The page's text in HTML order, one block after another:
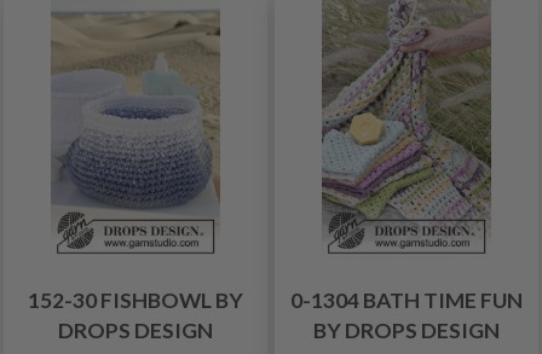
152-30 FISHBOWL BY
DROPS DESIGN
0-1304 BATH TIME FUN
BY DROPS DESIGN